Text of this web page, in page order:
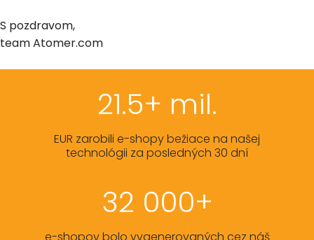
S pozdravom,
team Atomer.com
21.5+ mil.
EUR zarobili e-shopy bežiace na našej
technológii za posledných 30 dní
32 000+